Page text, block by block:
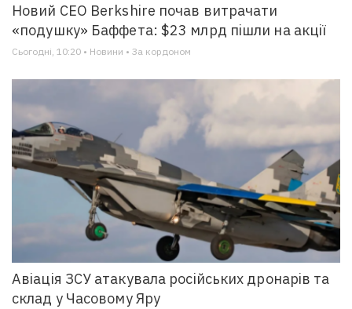
Новий CEO Berkshire почав витрачати
«подушку» Баффета: $23 млрд пішли на акції
Сьогодні, 10:20 • Новини • За кордоном
Авіація ЗСУ атакувала російських дронарів та
склад у Часовому Яру